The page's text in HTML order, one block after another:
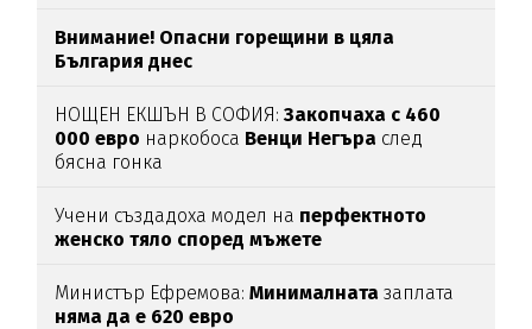
Внимание! Опасни горещини в цяла
България днес
НОЩЕН ЕКШЪН В СОФИЯ:Закопчаха с 460
000 евро наркобоса Венци Негъра след
бясна гонка
Учени създадоха модел на перфектното
женско тяло според мъжете
Министър Ефремова:Минималната заплата
няма да е 620 евро